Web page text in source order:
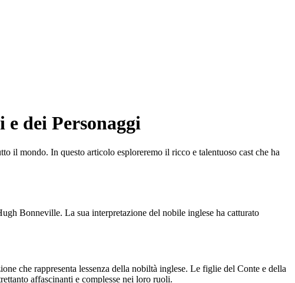
dei Personaggi
il mondo. In questo articolo esploreremo il ricco e talentuoso cast che ha
Bonneville. La sua interpretazione del nobile inglese ha catturato
che rappresenta lessenza della nobiltà inglese. Le figlie del Conte e della
affascinanti e complesse nei loro ruoli.